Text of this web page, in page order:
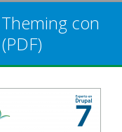
con